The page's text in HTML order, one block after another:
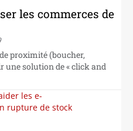
les commerces de
proximité (boucher,
une solution de « click and